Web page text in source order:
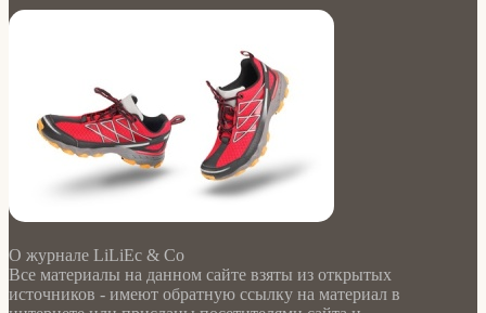
О журнале LiLiEc & Co
Все материалы на данном сайте взяты из открытых
источников - имеют обратную ссылку на материал в